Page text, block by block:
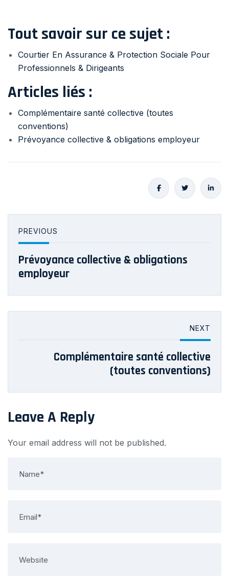
Tout savoir sur ce sujet :
Courtier En Assurance & Protection Sociale Pour
Professionnels & Dirigeants
Articles liés :
Complémentaire santé collective (toutes
conventions)
Prévoyance collective & obligations employeur
PREVIOUS
Prévoyance collective & obligations
employeur
NEXT
Complémentaire santé collective
(toutes conventions)
Leave A Reply
Your email address will not be published.